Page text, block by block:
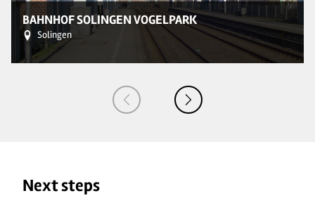
BAHNHOF SOLINGEN VOGELPARK
Solingen
Next steps